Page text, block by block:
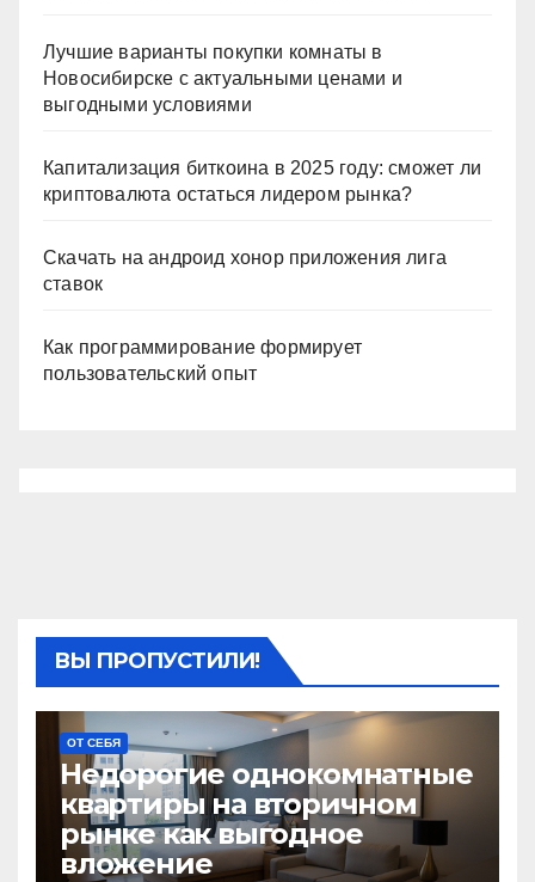
Лучшие варианты покупки комнаты в
Новосибирске с актуальными ценами и
выгодными условиями
Капитализация биткоина в 2025 году: сможет ли
криптовалюта остаться лидером рынка?
Скачать на андроид хонор приложения лига
ставок
Как программирование формирует
пользовательский опыт
ВЫ ПРОПУСТИЛИ!
ОТ СЕБЯ
Недорогие однокомнатные
квартиры на вторичном
рынке как выгодное
вложение